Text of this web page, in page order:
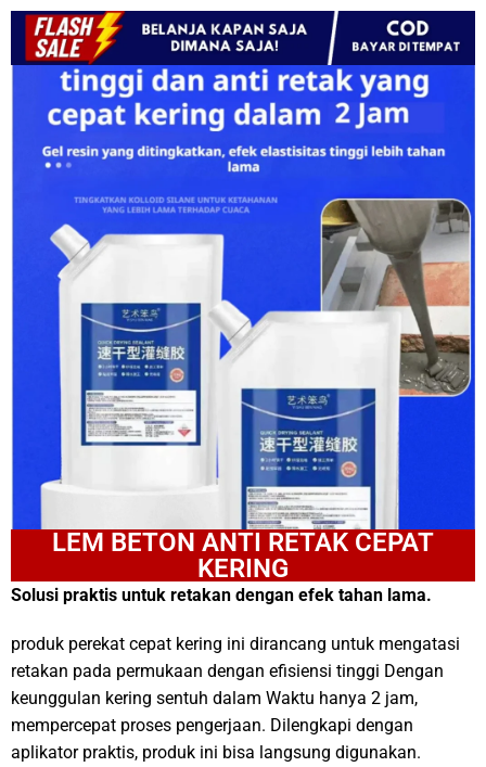
LEM BETON ANTI RETAK CEPAT
KERING
Solusi praktis untuk retakan dengan efek tahan lama.
produk perekat cepat kering ini dirancang untuk mengatasi
retakan pada permukaan dengan efisiensi tinggi Dengan
keunggulan kering sentuh dalam Waktu hanya 2 jam,
mempercepat proses pengerjaan. Dilengkapi dengan
aplikator praktis, produk ini bisa langsung digunakan.